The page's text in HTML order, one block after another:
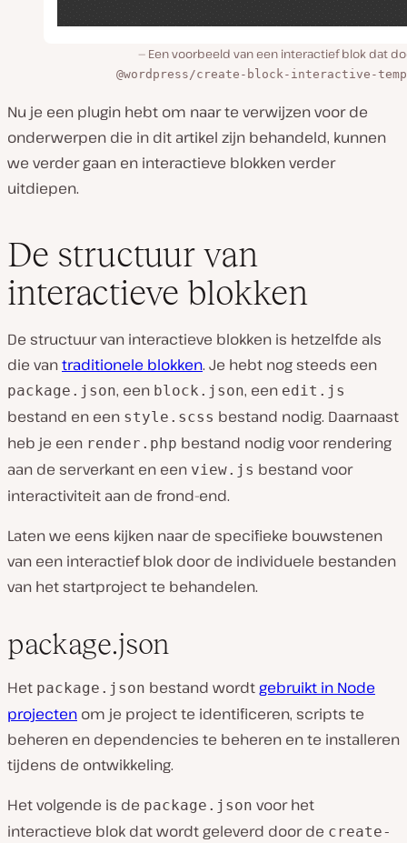
Een voorbeeld van een interactief blok dat
@wordpress/create-block-interactive-
Nu je een plugin hebt om naar te verwijzen voor de
onderwerpen die in dit artikel zijn behandeld, kunnen
we verder gaan en interactieve blokken verder
uitdiepen.
De structuur van
interactieve blokken
De structuur van interactieve blokken is hetzelfde als
die vantraditionele blokken. Je hebt nog steeds een
package.json, een block.json, een edit.js
bestand en een style.scss bestand nodig. Daarnaast
heb je een render.php bestand nodig voor rendering
aan de serverkant en een view.js bestand voor
interactiviteit aan de frond-end.
Laten we eens kijken naar de specifieke bouwstenen
van een interactief blok door de individuele bestanden
van het startproject te behandelen.
package.json
Het package.json bestand wordtgebruikt in Node
projecten om je project te identificeren, scripts te
beheren en dependencies te beheren en te installeren
tijdens de ontwikkeling.
Het volgende is de package.json voor het
interactieve blok dat wordt geleverd door de create-